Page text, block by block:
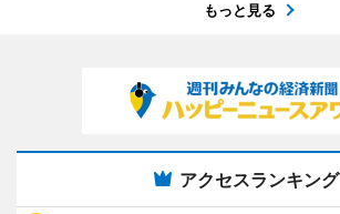
もっと見る
アクセスランキング